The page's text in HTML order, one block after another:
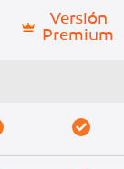
Versión
Premium